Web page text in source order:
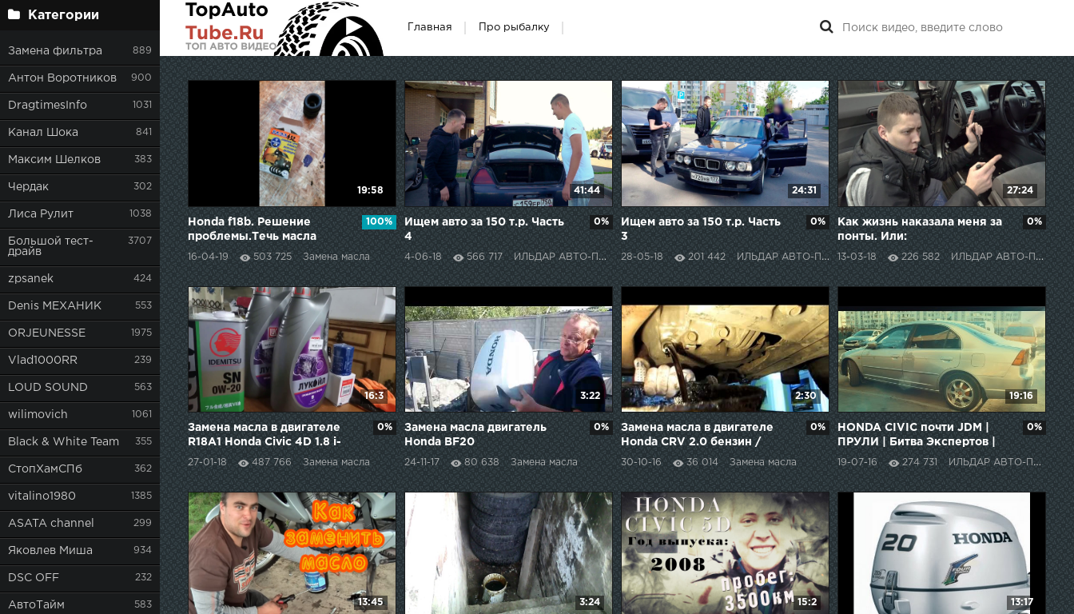
Категории
Замена фильтра 889
Антон Воротников 900
DragtimesInfo 1031
Канал Шока 841
Максим Шелков 383
Чердак 302
Лиса Рулит 1038
Большой тест-
драйв
3707
zpsanek 424
Denis МЕХАНИК 553
ORJEUNESSE 1975
Vlad1000RR 239
LOUD SOUND 563
wilimovich 1061
Black & White Team 355
СтопХамСПб 362
vitalino1980 1385
ASATA channel 299
Яковлев Миша 934
DSC OFF 232
АвтоТайм 583
Главная Про рыбалку
19:58
Honda f18b. Решение
проблемы.Течь масла
трамблера. Замена
прокладки клапанной
крышки.
16-04-19 503 725 Замена масла
100%
41:44
Ищем авто за 150 т.р. Часть
4
4-06-18 566 717 ИЛЬДАР АВТО-ПОДБОР
0%
24:31
Ищем авто за 150 т.р. Часть
3
28-05-18 201 442 ИЛЬДАР АВТО-ПОДБОР
0%
27:24
Как жизнь наказала меня за
понты. Или:
Довыпендривался
13-03-18 226 582 ИЛЬДАР АВТО-ПОДБОР
0%
16:3
Замена масла в двигателе
R18A1 Honda Civic 4D 1.8 i-
vtec, 2007 года
27-01-18 487 766 Замена масла
0%
3:22
Замена масла двигатель
Honda BF20
24-11-17 80 638 Замена масла
0%
2:30
Замена масла в двигателе
Honda CRV 2.0 бензин /
Replacing the engine oil
Honda CR V 2.0 petrol
30-10-16 36 014 Замена масла
0%
19:16
HONDA CIVIC почти JDM |
ПРУЛИ | Битва Экспертов |
Бой 1, раунд 2 | ИЛЬДАР
АВТО-ПОДБОР
19-07-16 274 731 ИЛЬДАР АВТО-ПОДБОР
0%
13:45 3:24 15:2 13:17